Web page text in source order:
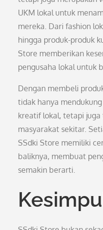
UKM lokal untuk
mereka. Dari fashion
hingga produk-produk
Store memberikan
pengusaha lokal untuk
Dengan membeli
tidak hanya
kreatif lokal, tetapi
masyarakat sekitar.
SSdki Store memiliki
baliknya, membuat
semakin berarti.